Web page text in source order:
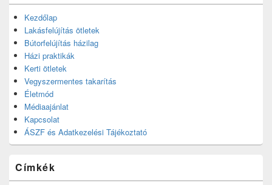
Kezdőlap
Lakásfelújítás ötletek
Bútorfelújítás házilag
Házi praktikák
Kerti ötletek
Vegyszermentes takarítás
Életmód
Médiaajánlat
Kapcsolat
ÁSZF és Adatkezelési Tájékoztató
Címkék